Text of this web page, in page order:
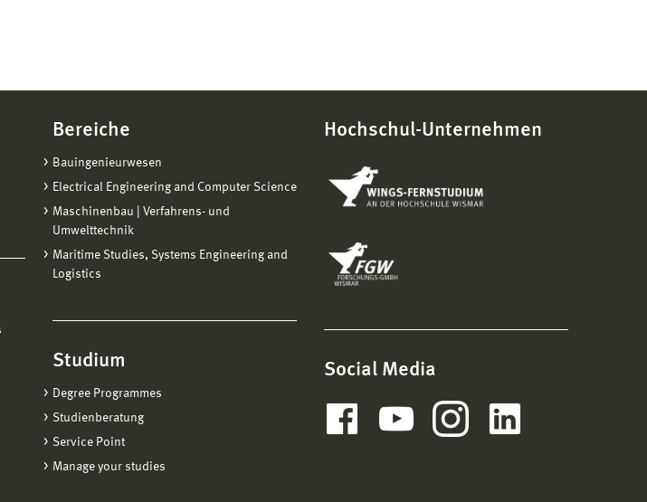
Bereiche
Bauingenieurwesen
Electrical Engineering and Computer Science
Maschinenbau | Verfahrens- und
Umwelttechnik
Maritime Studies, Systems Engineering and
Logistics
Studium
Degree Programmes
Studienberatung
Service Point
Manage your studies
Hochschul-Unternehmen
Social Media